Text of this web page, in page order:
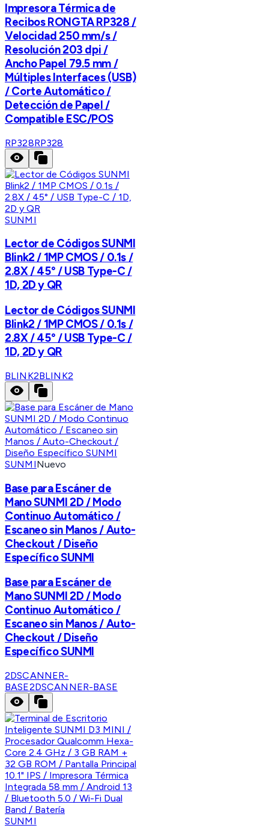
Impresora Térmica de
Recibos RONGTA RP328 /
Velocidad 250 mm/s /
Resolución 203 dpi /
Ancho Papel 79.5 mm /
Múltiples Interfaces (USB)
/ Corte Automático /
Detección de Papel /
Compatible ESC/POS
RP328RP328
SUNMI
Lector de Códigos SUNMI
Blink2 / 1MP CMOS / 0.1s /
2.8X / 45° / USB Type-C /
1D, 2D y QR
Lector de Códigos SUNMI
Blink2 / 1MP CMOS / 0.1s /
2.8X / 45° / USB Type-C /
1D, 2D y QR
BLINK2BLINK2
SUNMINuevo
Base para Escáner de
Mano SUNMI 2D / Modo
Continuo Automático /
Escaneo sin Manos / Auto-
Checkout / Diseño
Específico SUNMI
Base para Escáner de
Mano SUNMI 2D / Modo
Continuo Automático /
Escaneo sin Manos / Auto-
Checkout / Diseño
Específico SUNMI
2DSCANNER-
BASE2DSCANNER-BASE
SUNMI